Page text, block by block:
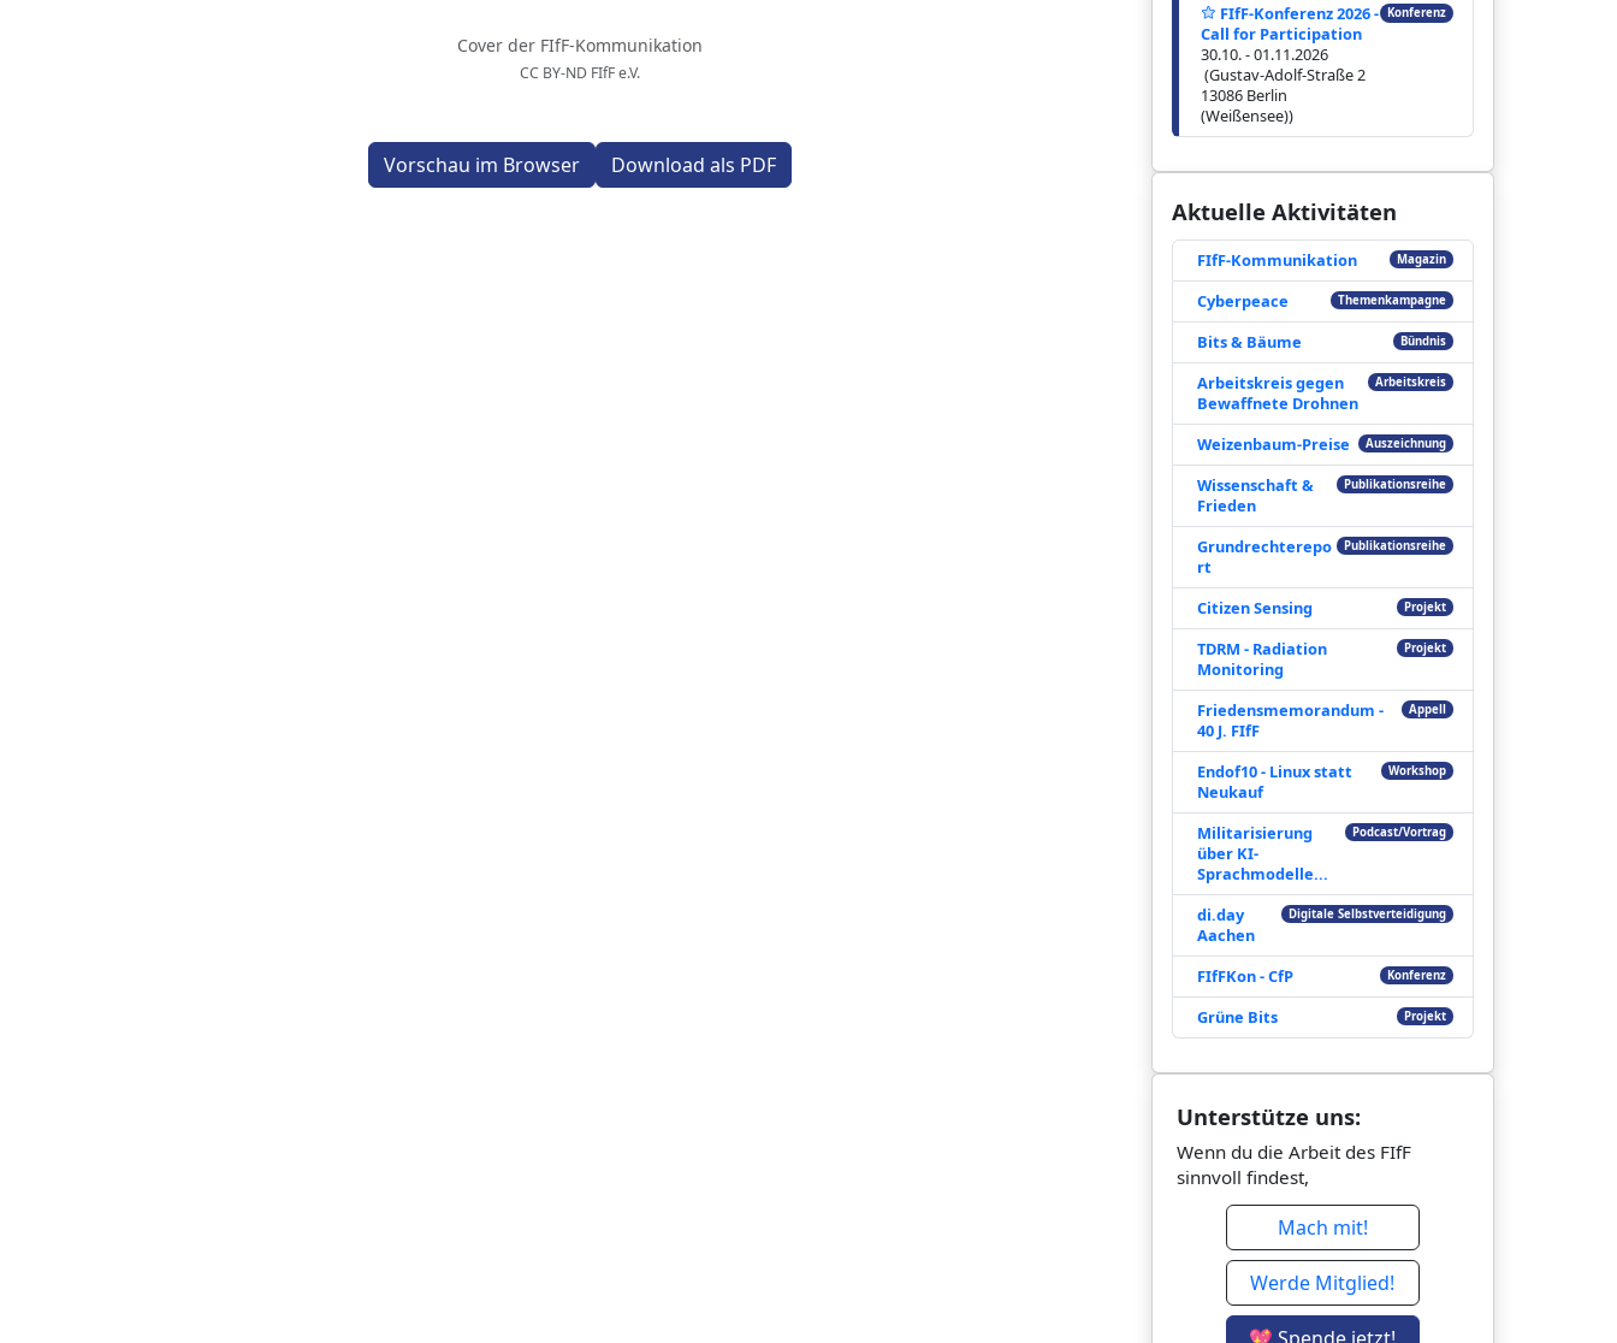
Cover der FIfF-Kommunikation
CC BY-ND FIfF e.V.
Vorschau im Browser Download als PDF
FIfF-Konferenz 2026 -
Call for Participation
30.10. - 01.11.2026
(Gustav-Adolf-Straße 2
13086 Berlin
(Weißensee))
Konferenz
Aktuelle Aktivitäten
FIfF-Kommunikation Magazin
Cyberpeace Themenkampagne
Bits & Bäume Bündnis
Arbeitskreis gegen
Bewaffnete Drohnen
Arbeitskreis
Weizenbaum-Preise Auszeichnung
Wissenschaft &
Frieden
Publikationsreihe
Grundrechterepo
rt
Publikationsreihe
Citizen Sensing Projekt
TDRM - Radiation
Monitoring
Projekt
Friedensmemorandum -
40 J. FIfF
Appell
Endof10 - Linux statt
Neukauf
Workshop
Militarisierung
über KI-
Sprachmodelle...
Podcast/Vortrag
di.day
Aachen
Digitale Selbstverteidigung
FIfFKon - CfP Konferenz
Grüne Bits Projekt
Unterstütze uns:
Wenn du die Arbeit des FIfF
sinnvoll findest,
Mach mit!
Werde Mitglied!